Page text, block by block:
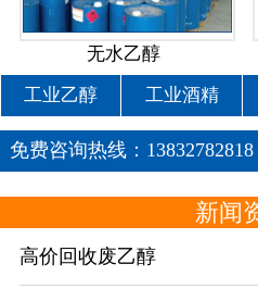
无水乙醇
工业乙醇 工业酒精
免费咨询热线： 13832782818
新闻
高价回收废乙醇